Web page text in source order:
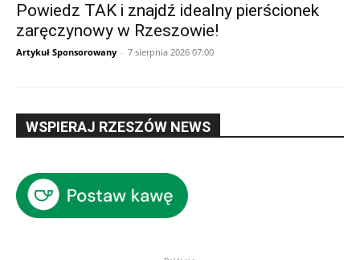
Powiedz TAK i znajdź idealny pierścionek
zaręczynowy w Rzeszowie!
Artykuł Sponsorowany - 7 sierpnia 2026 07:00
WSPIERAJ RZESZÓW NEWS